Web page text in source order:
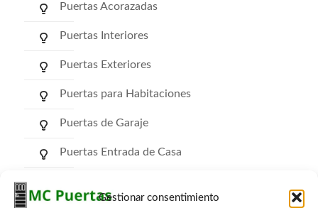
Gestionar consentimiento
Puertas Acorazadas
Puertas Interiores
Puertas Exteriores
Puertas para Habitaciones
Puertas de Garaje
Puertas Entrada de Casa